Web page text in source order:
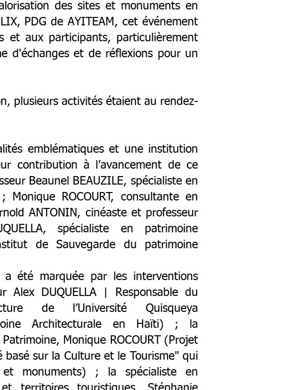
des sites et monuments en
PDG de AYITEAM, cet événement
et aux participants, particulièrement
d'échanges et de réflexions pour un
plusieurs activités étaient au rendez-
emblématiques et une institution
contribution à l’avancement de ce
Beaunel BEAUZILE, spécialiste en
Monique ROCOURT, consultante en
ANTONIN, cinéaste et professeur
spécialiste en patrimoine
de Sauvegarde du patrimoine
a été marquée par les interventions
Alex DUQUELLA | Responsable du
de l’Université Quisqueya
Architecturale en Haïti) ; la
Monique ROCOURT (Projet
sur la Culture et le Tourisme" qui
et monuments) ; la spécialiste en